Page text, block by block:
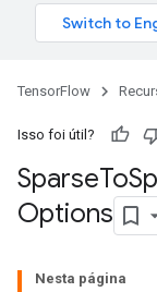
TensorFlow
Isso foi útil?
SparseTo
Options
Nesta página